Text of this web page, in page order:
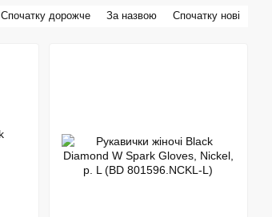
Спочатку дорожче За назвою Спочатку нові